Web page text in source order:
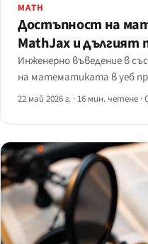
MATH
Достъпност на
MathJax и дългият
Инженерно въведение в
на математиката в уеб
22 май 2026 г. · 16 мин. четене ·